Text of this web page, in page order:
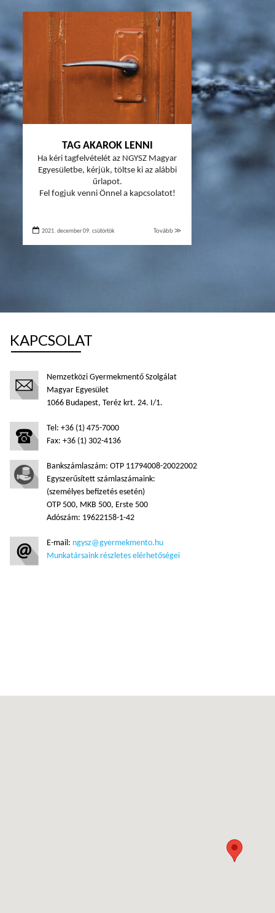
TAG AKAROK LENNI
Ha kéri tagfelvételét az NGYSZ Magyar
Egyesületbe, kérjük, töltse ki az alábbi
űrlapot.
Fel fogjuk venni Önnel a kapcsolatot!
2021. december 09. csütörtök Tovább ≫
KAPCSOLAT
Nemzetközi Gyermekmentő Szolgálat
Magyar Egyesület
1066 Budapest, Teréz krt. 24. I/1.
Tel: +36 (1) 475-7000
Fax: +36 (1) 302-4136
Bankszámlaszám: OTP 11794008-20022002
Egyszerűsített számlaszámaink:
(személyes befizetés esetén)
OTP 500, MKB 500, Erste 500
Adószám: 19622158-1-42
E-mail: ngysz@gyermekmento.hu
Munkatársaink részletes elérhetőségei